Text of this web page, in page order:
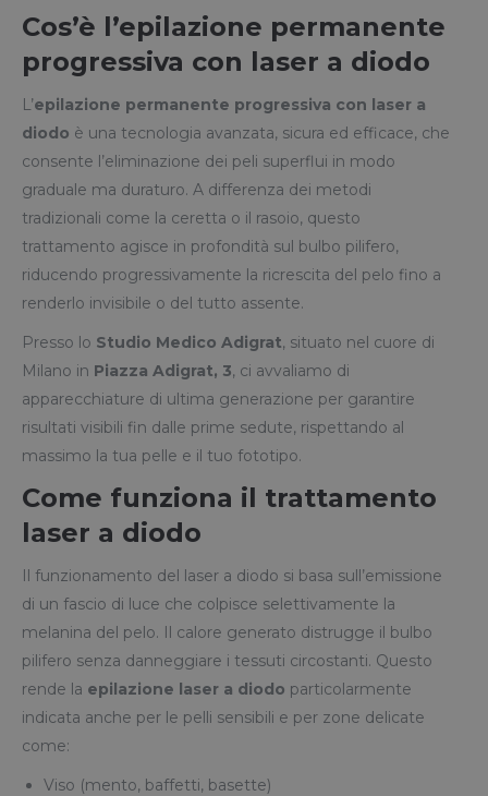
Cos’è l’epilazione permanente
progressiva con laser a diodo
L’epilazione permanente progressiva con laser a
diodo è una tecnologia avanzata, sicura ed efficace, che
consente l’eliminazione dei peli superflui in modo
graduale ma duraturo. A differenza dei metodi
tradizionali come la ceretta o il rasoio, questo
trattamento agisce in profondità sul bulbo pilifero,
riducendo progressivamente la ricrescita del pelo fino a
renderlo invisibile o del tutto assente.
Presso lo Studio Medico Adigrat, situato nel cuore di
Milano in Piazza Adigrat, 3, ci avvaliamo di
apparecchiature di ultima generazione per garantire
risultati visibili fin dalle prime sedute, rispettando al
massimo la tua pelle e il tuo fototipo.
Come funziona il trattamento
laser a diodo
Il funzionamento del laser a diodo si basa sull’emissione
di un fascio di luce che colpisce selettivamente la
melanina del pelo. Il calore generato distrugge il bulbo
pilifero senza danneggiare i tessuti circostanti. Questo
rende la epilazione laser a diodo particolarmente
indicata anche per le pelli sensibili e per zone delicate
come:
Viso (mento, baffetti, basette)